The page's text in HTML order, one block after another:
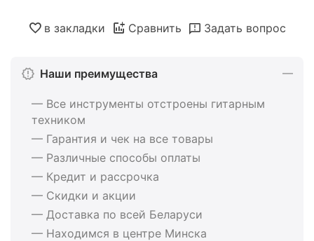
в закладки Сравнить Задать вопрос
Наши преимущества
— Все инструменты отстроены гитарным
техником
— Гарантия и чек на все товары
— Различные способы оплаты
— Кредит и рассрочка
— Скидки и акции
— Доставка по всей Беларуси
— Находимся в центре Минска